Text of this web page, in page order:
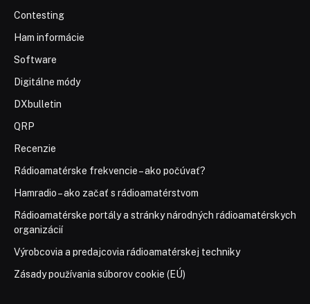
Contesting
Ham informácie
Software
Digitálne módy
DXbulletin
QRP
Recenzie
Rádioamatérske frekvencie – ako počúvať?
Hamradio – ako začať s rádioamatérstvom
Rádioamatérske portály a stránky národných rádioamatérskych
organizácií
Výrobcovia a predajcovia rádioamatérskej techniky
Zásady používania súborov cookie (EÚ)